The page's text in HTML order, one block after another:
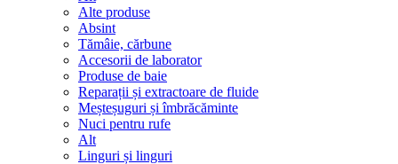
Alte produse
Absint
Tămâie, cărbune
Accesorii de laborator
Produse de baie
Reparații și extractoare de fluide
Meșteșuguri și îmbrăcăminte
Nuci pentru rufe
Alt
Linguri și linguri